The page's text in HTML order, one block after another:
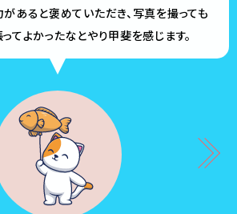
あると褒めていただき、写真を撮っても
てよかったなとやり甲斐を感じます。